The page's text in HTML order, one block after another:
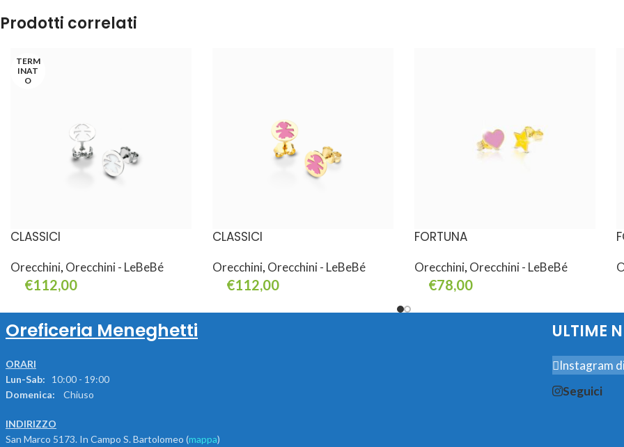
Prodotti correlati
TERM
INAT
O
CLASSICI
Orecchini, Orecchini - LeBeBé
€112,00
CLASSICI
Orecchini, Orecchini - LeBeBé
€112,00
FORTUNA
Orecchini, Orecchini - LeBeBé
€78,00
Oreficeria Meneghetti
ORARI
Lun-Sab: 10:00 - 19:00
Domenica:
Chiuso
INDIRIZZO
San Marco 5173. In Campo S. Bartolomeo (mappa)
ULTIME
Instagram
Seguici